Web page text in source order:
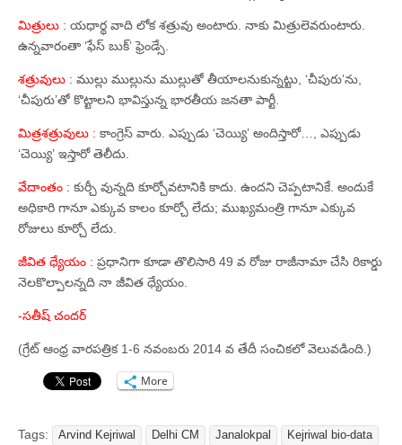
మిత్రులు : యధార్థ వాది లోక శత్రువు అంటారు. నాకు మిత్రులెవరుంటారు.
ఉన్నవారంతా ‘ఫేస్‌ బుక్‌’ ఫ్రెండ్సే.
శత్రువులు : ముల్లు ముల్లును ముల్లుతో తీయాలనుకున్నట్టు, ‘చీపురు’ను,
‘చీపురు’తో కొట్టాలని భావిస్తున్న భారతీయ జనతా పార్టీ.
మిత్రశత్రువులు : కాంగ్రెస్‌ వారు. ఎప్పుడు ‘చెయ్యి’ అందిస్తారో…, ఎప్పుడు
‘చెయ్యి’ ఇస్తారో తెలీదు.
వేదాంతం : కుర్చీ వున్నది కూర్చోవటానికి కాదు. ఉందని చెప్పటానికే. అందుకే
అధికారి గానూ ఎక్కువ కాలం కూర్చో లేదు; ముఖ్యమంత్రి గానూ ఎక్కువ
రోజులు కూర్చో లేదు.
జీవిత ధ్యేయం : ప్రధానిగా కూడా తొలిసారి 49 వ రోజు రాజీనామా చేసి రికార్డు
నెలకొల్పాలన్నది నా జీవిత ధ్యేయం.
-సతీష్‌ చందర్‌
(గ్రేట్ ఆంధ్ర వారపత్రిక 1-6 నవంబరు 2014 వ తేదీ సంచికలో వెలువడింది.)
More
Tags: Arvind Kejriwal Delhi CM Janalokpal
Kejriwal bio-data